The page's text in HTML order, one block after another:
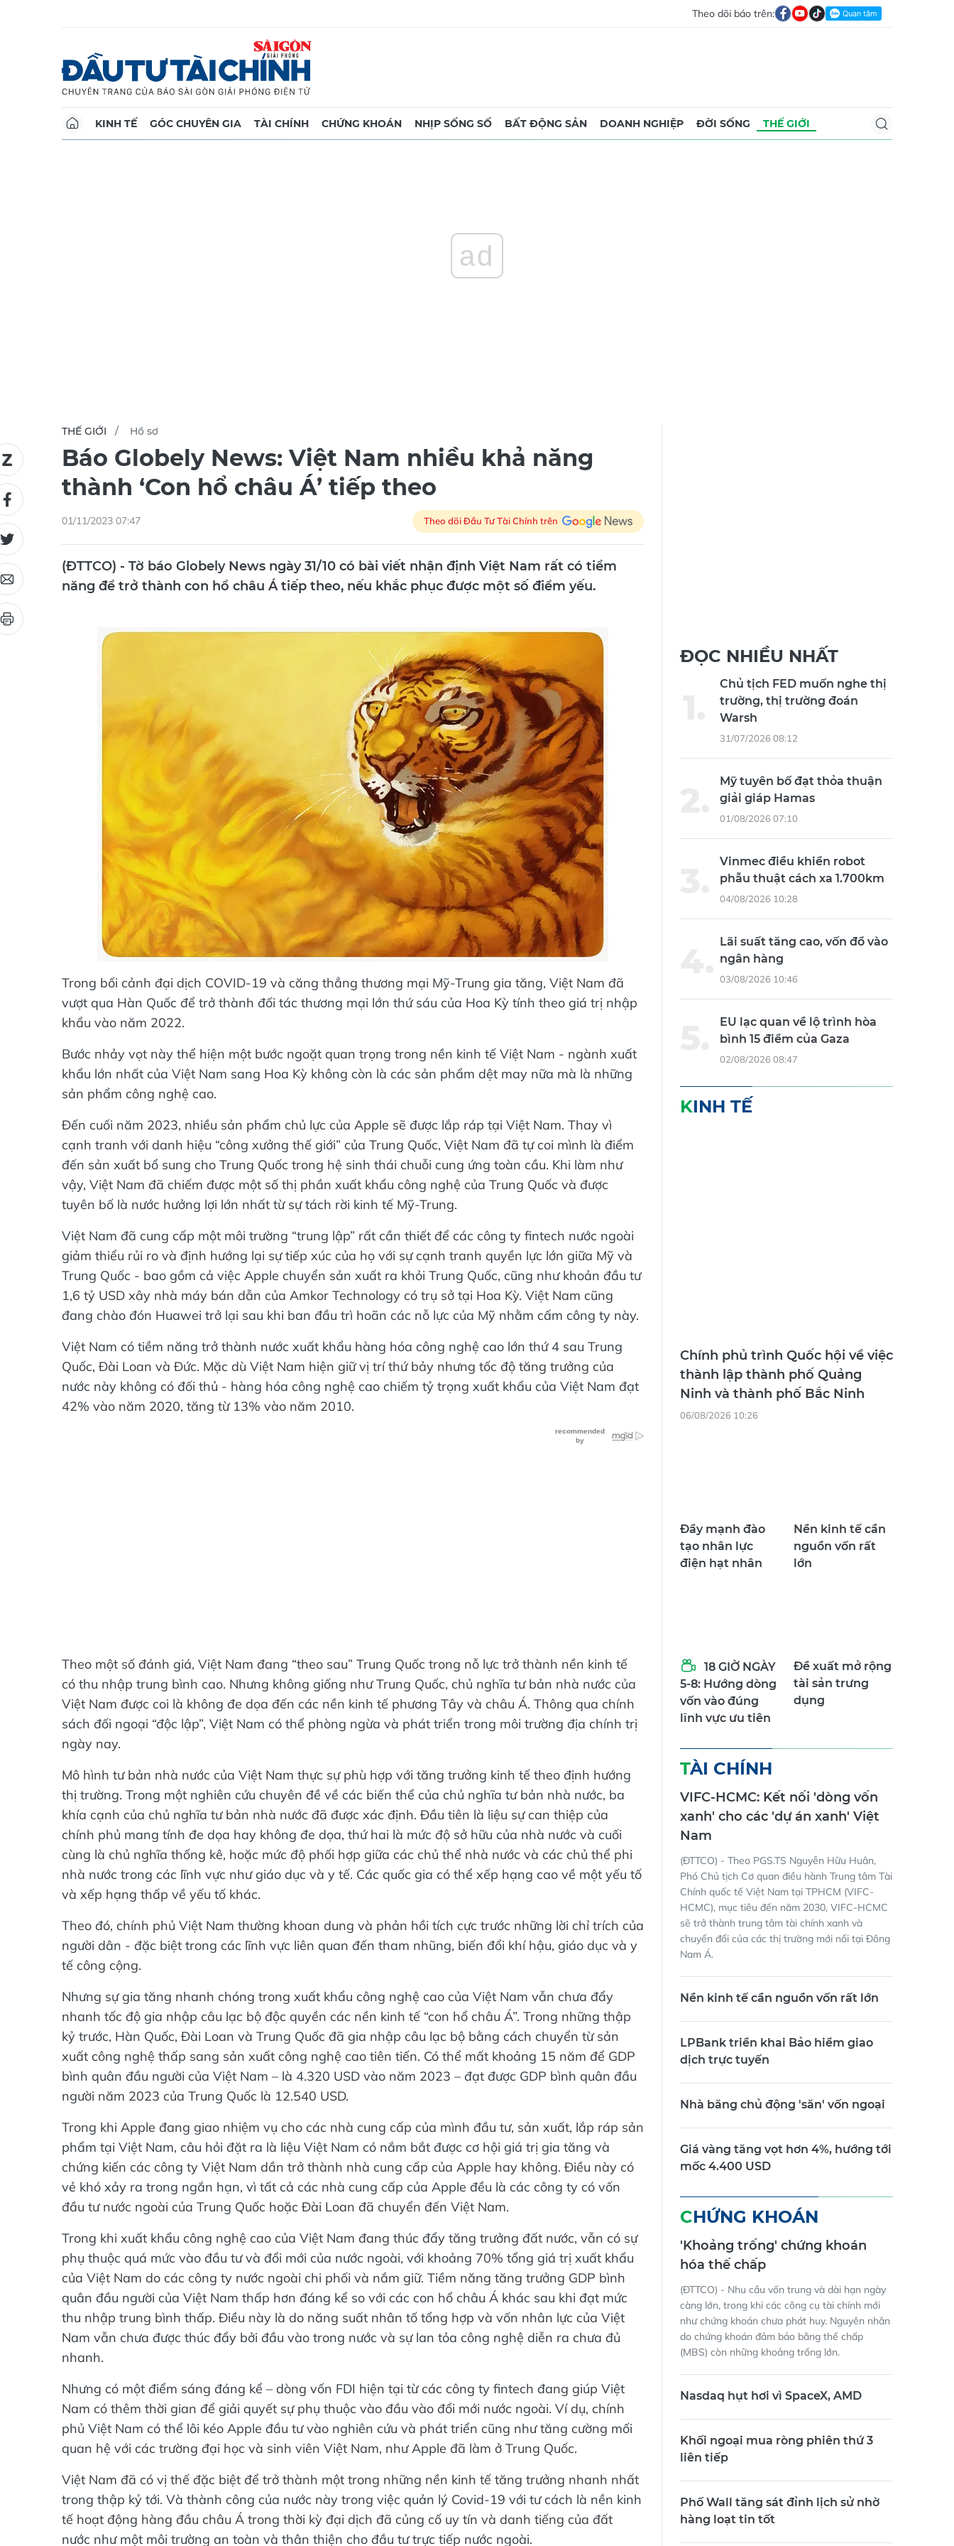
Theo dõi báo trên:
KINH TẾ GÓC CHUYÊN GIA TÀI CHÍNH CHỨNG KHOÁN NHỊP SỐNG SỐ BẤT ĐỘNG SẢN DOANH NGHIỆP ĐỜI SỐNG THẾ GIỚI
ad
THẾ GIỚI Hồ sơ
Báo Globely News: Việt Nam nhiều khả năng
thành ‘Con hổ châu Á’ tiếp theo
01/11/2023 07:47 Theo dõi Đầu Tư Tài Chính trên
(ĐTTCO) - Tờ báo Globely News ngày 31/10 có bài viết nhận định Việt Nam rất có tiềm
năng để trở thành con hổ châu Á tiếp theo, nếu khắc phục được một số điểm yếu.
Trong bối cảnh đại dịch COVID-19 và căng thẳng thương mại Mỹ-Trung gia tăng, Việt Nam đã
vượt qua Hàn Quốc để trở thành đối tác thương mại lớn thứ sáu của Hoa Kỳ tính theo giá trị nhập
khẩu vào năm 2022.
Bước nhảy vọt này thể hiện một bước ngoặt quan trọng trong nền kinh tế Việt Nam - ngành xuất
khẩu lớn nhất của Việt Nam sang Hoa Kỳ không còn là các sản phẩm dệt may nữa mà là những
sản phẩm công nghệ cao.
Đến cuối năm 2023, nhiều sản phẩm chủ lực của Apple sẽ được lắp ráp tại Việt Nam. Thay vì
cạnh tranh với danh hiệu “công xưởng thế giới” của Trung Quốc, Việt Nam đã tự coi mình là điểm
đến sản xuất bổ sung cho Trung Quốc trong hệ sinh thái chuỗi cung ứng toàn cầu. Khi làm như
vậy, Việt Nam đã chiếm được một số thị phần xuất khẩu công nghệ của Trung Quốc và được
tuyên bố là nước hưởng lợi lớn nhất từ sự tách rời kinh tế Mỹ-Trung.
Việt Nam đã cung cấp một môi trường “trung lập” rất cần thiết để các công ty fintech nước ngoài
giảm thiểu rủi ro và định hướng lại sự tiếp xúc của họ với sự cạnh tranh quyền lực lớn giữa Mỹ và
Trung Quốc - bao gồm cả việc Apple chuyển sản xuất ra khỏi Trung Quốc, cũng như khoản đầu tư
1,6 tỷ USD xây nhà máy bán dẫn của Amkor Technology có trụ sở tại Hoa Kỳ. Việt Nam cũng
đang chào đón Huawei trở lại sau khi ban đầu trì hoãn các nỗ lực của Mỹ nhằm cấm công ty này.
Việt Nam có tiềm năng trở thành nước xuất khẩu hàng hóa công nghệ cao lớn thứ 4 sau Trung
Quốc, Đài Loan và Đức. Mặc dù Việt Nam hiện giữ vị trí thứ bảy nhưng tốc độ tăng trưởng của
nước này không có đối thủ - hàng hóa công nghệ cao chiếm tỷ trọng xuất khẩu của Việt Nam đạt
42% vào năm 2020, tăng từ 13% vào năm 2010.
Theo một số đánh giá, Việt Nam đang “theo sau” Trung Quốc trong nỗ lực trở thành nền kinh tế
có thu nhập trung bình cao. Nhưng không giống như Trung Quốc, chủ nghĩa tư bản nhà nước của
Việt Nam được coi là không đe dọa đến các nền kinh tế phương Tây và châu Á. Thông qua chính
sách đối ngoại “độc lập”, Việt Nam có thể phòng ngừa và phát triển trong môi trường địa chính trị
ngày nay.
Mô hình tư bản nhà nước của Việt Nam thực sự phù hợp với tăng trưởng kinh tế theo định hướng
thị trường. Trong một nghiên cứu chuyên đề về các biến thể của chủ nghĩa tư bản nhà nước, ba
khía cạnh của chủ nghĩa tư bản nhà nước đã được xác định. Đầu tiên là liệu sự can thiệp của
chính phủ mang tính đe dọa hay không đe dọa, thứ hai là mức độ sở hữu của nhà nước và cuối
cùng là chủ nghĩa thống kê, hoặc mức độ phối hợp giữa các chủ thể nhà nước và các chủ thể phi
nhà nước trong các lĩnh vực như giáo dục và y tế. Các quốc gia có thể xếp hạng cao về một yếu tố
và xếp hạng thấp về yếu tố khác.
Theo đó, chính phủ Việt Nam thường khoan dung và phản hồi tích cực trước những lời chỉ trích của
người dân - đặc biệt trong các lĩnh vực liên quan đến tham nhũng, biến đổi khí hậu, giáo dục và y
tế công cộng.
Nhưng sự gia tăng nhanh chóng trong xuất khẩu công nghệ cao của Việt Nam vẫn chưa đẩy
nhanh tốc độ gia nhập câu lạc bộ độc quyền các nền kinh tế “con hổ châu Á”. Trong những thập
kỷ trước, Hàn Quốc, Đài Loan và Trung Quốc đã gia nhập câu lạc bộ bằng cách chuyển từ sản
xuất công nghệ thấp sang sản xuất công nghệ cao tiên tiến. Có thể mất khoảng 15 năm để GDP
bình quân đầu người của Việt Nam – là 4.320 USD vào năm 2023 – đạt được GDP bình quân đầu
người năm 2023 của Trung Quốc là 12.540 USD.
Trong khi Apple đang giao nhiệm vụ cho các nhà cung cấp của mình đầu tư, sản xuất, lắp ráp sản
phẩm tại Việt Nam, câu hỏi đặt ra là liệu Việt Nam có nắm bắt được cơ hội giá trị gia tăng và
chứng kiến các công ty Việt Nam dần trở thành nhà cung cấp của Apple hay không. Điều này có
vẻ khó xảy ra trong ngắn hạn, vì tất cả các nhà cung cấp của Apple đều là các công ty có vốn
đầu tư nước ngoài của Trung Quốc hoặc Đài Loan đã chuyển đến Việt Nam.
Trong khi xuất khẩu công nghệ cao của Việt Nam đang thúc đẩy tăng trưởng đất nước, vẫn có sự
phụ thuộc quá mức vào đầu tư và đổi mới của nước ngoài, với khoảng 70% tổng giá trị xuất khẩu
của Việt Nam do các công ty nước ngoài chi phối và nắm giữ. Tiềm năng tăng trưởng GDP bình
quân đầu người của Việt Nam thấp hơn đáng kể so với các con hổ châu Á khác sau khi đạt mức
thu nhập trung bình thấp. Điều này là do năng suất nhân tố tổng hợp và vốn nhân lực của Việt
Nam vẫn chưa được thúc đẩy bởi đầu vào trong nước và sự lan tỏa công nghệ diễn ra chưa đủ
nhanh.
Nhưng có một điểm sáng đáng kể – dòng vốn FDI hiện tại từ các công ty fintech đang giúp Việt
Nam có thêm thời gian để giải quyết sự phụ thuộc vào đầu vào đổi mới nước ngoài. Ví dụ, chính
phủ Việt Nam có thể lôi kéo Apple đầu tư vào nghiên cứu và phát triển cũng như tăng cường mối
quan hệ với các trường đại học và sinh viên Việt Nam, như Apple đã làm ở Trung Quốc.
Việt Nam đã có vị thế đặc biệt để trở thành một trong những nền kinh tế tăng trưởng nhanh nhất
trong thập kỷ tới. Và thành công của nước này trong việc quản lý Covid-19 với tư cách là nền kinh
tế hoạt động hàng đầu châu Á trong thời kỳ đại dịch đã củng cố uy tín và danh tiếng của đất
ĐỌC NHIỀU NHẤT
Chủ tịch FED muốn nghe thị
trường, thị trường đoán
Warsh
31/07/2026 08:12
Mỹ tuyên bố đạt thỏa thuận
giải giáp Hamas
01/08/2026 07:10
Vinmec điều khiển robot
phẫu thuật cách xa 1.700km
04/08/2026 10:28
Lãi suất tăng cao, vốn đổ vào
ngân hàng
03/08/2026 10:46
EU lạc quan về lộ trình hòa
bình 15 điểm của Gaza
02/08/2026 08:47
KINH TẾ
Chính phủ trình Quốc hội về việc
thành lập thành phố Quảng
Ninh và thành phố Bắc Ninh
06/08/2026 10:26
Đẩy mạnh đào
tạo nhân lực
điện hạt nhân
Nền kinh tế cần
nguồn vốn rất
lớn
18 GIỜ NGÀY
5-8: Hướng dòng
vốn vào đúng
lĩnh vực ưu tiên
Đề xuất mở rộng
tài sản trưng
dụng
TÀI CHÍNH
VIFC-HCMC: Kết nối 'dòng vốn
xanh' cho các 'dự án xanh' Việt
Nam
(ĐTTCO) - Theo PGS.TS Nguyễn Hữu Huân,
Phó Chủ tịch Cơ quan điều hành Trung tâm Tài
Chính quốc tế Việt Nam tại TPHCM (VIFC-
HCMC), mục tiêu đến năm 2030, VIFC-HCMC
sẽ trở thành trung tâm tài chính xanh và
chuyển đổi của các thị trường mới nổi tại Đông
Nam Á.
Nền kinh tế cần nguồn vốn rất lớn
LPBank triển khai Bảo hiểm giao
dịch trực tuyến
Nhà băng chủ động 'săn' vốn ngoại
Giá vàng tăng vọt hơn 4%, hướng tới
mốc 4.400 USD
CHỨNG KHOÁN
'Khoảng trống' chứng khoán
hóa thế chấp
(ĐTTCO) - Nhu cầu vốn trung và dài hạn ngày
càng lớn, trong khi các công cụ tài chính mới
như chứng khoán chưa phát huy. Nguyên nhân
do chứng khoán đảm bảo bằng thế chấp
(MBS) còn những khoảng trống lớn.
Nasdaq hụt hơi vì SpaceX, AMD
Khối ngoại mua ròng phiên thứ 3
liên tiếp
Phố Wall tăng sát đỉnh lịch sử nhờ
hàng loạt tin tốt